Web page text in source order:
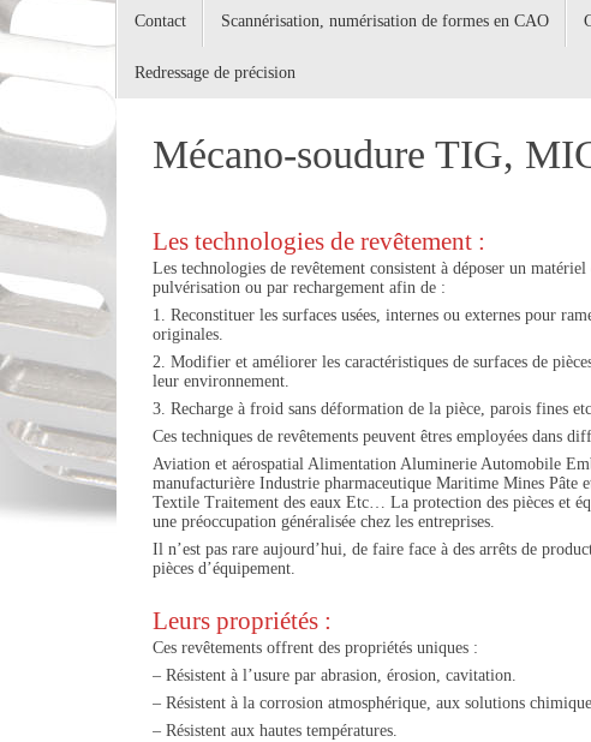
Contact Scannérisation, numérisation de formes en CAO
Redressage de précision
Mécano-soudure TIG,
Les technologies de revêtement :
Les technologies de revêtement consistent à déposer un
pulvérisation ou par rechargement afin de :
1. Reconstituer les surfaces usées, internes ou externes pour
originales.
2. Modifier et améliorer les caractéristiques de surfaces de
leur environnement.
3. Recharge à froid sans déformation de la pièce, parois fines
Ces techniques de revêtements peuvent êtres employées dans
Aviation et aérospatial Alimentation Aluminerie Automobile
manufacturière Industrie pharmaceutique Maritime Mines Pâte
Textile Traitement des eaux Etc… La protection des pièces et
une préoccupation généralisée chez les entreprises.
Il n’est pas rare aujourd’hui, de faire face à des arrêts de
pièces d’équipement.
Leurs propriétés :
Ces revêtements offrent des propriétés uniques :
– Résistent à l’usure par abrasion, érosion, cavitation.
– Résistent à la corrosion atmosphérique, aux solutions
– Résistent aux hautes températures.